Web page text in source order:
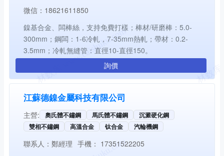
微信： 18621611850
鎳基合金、闆棒絲，支持免費打樣；棒材/研磨棒：5.0-
300mm；鋼闆：1-6冷軋，7-35mm熱軋；帶材：0.2-
3.5mm；冷軋無縫管：直徑10-直徑150。
詢價
江蘇德鎳金屬科技有限公司
主營: 奧氏體不鏽鋼 馬氏體不鏽鋼
沉澱硬化鋼
雙相不鏽鋼
高溫合金 钛合金 汽輪機鋼
聯系人： 鄭經理 手機： 17351522205